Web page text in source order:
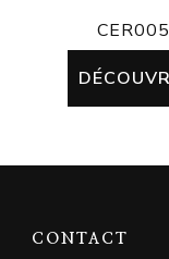
CER005
CONTACT